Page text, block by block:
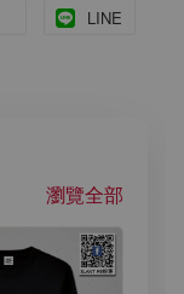
LINE
瀏覽全部